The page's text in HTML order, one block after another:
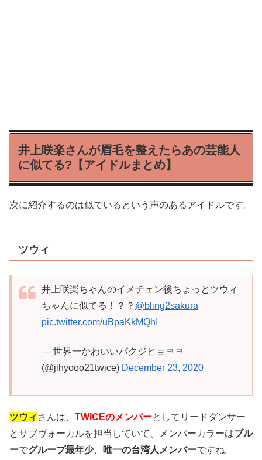
井上咲楽さんが眉毛を整えたらあの芸能人
に似てる?【アイドルまとめ】
次に紹介するのは似ているという声のあるアイドルです。
ツウィ
井上咲楽ちゃんのイメチェン後ちょっとツウィ
ちゃんに似てる！？？ @bling2sakura
pic.twitter.com/uBpaKkMQhI
— 世界一かわいいパクジヒョㅋㅋ
(@jihyooo21twice) December 23, 2020
ツウィ さんは、 TWICEのメンバーとしてリードダンサー
とサブヴォーカルを担当していて、メンバーカラーはブル
ーでグループ最年少、 唯一の台湾人メンバーですね。